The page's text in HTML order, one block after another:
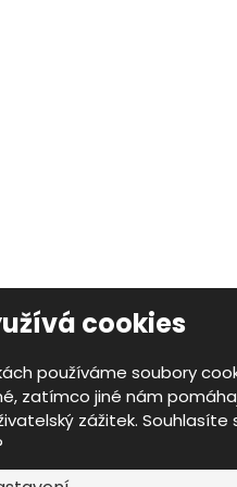
cookies
používáme soubory
zatímco jiné nám
zážitek. Souhlasíte